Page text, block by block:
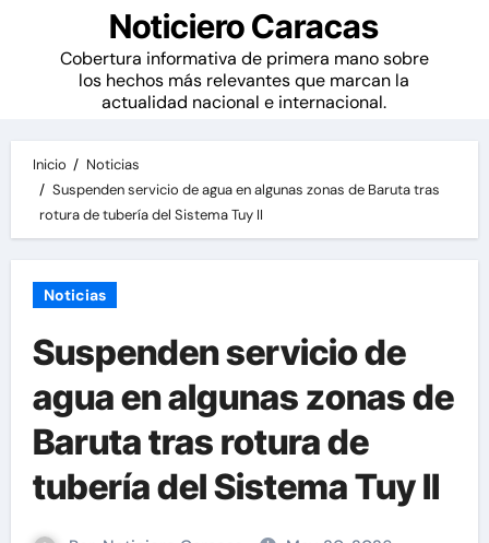
Noticiero Caracas
Cobertura informativa de primera mano sobre
los hechos más relevantes que marcan la
actualidad nacional e internacional.
Inicio
Noticias
Suspenden servicio de agua en algunas zonas de Baruta tras
rotura de tubería del Sistema Tuy II
Noticias
Suspenden servicio de
agua en algunas zonas de
Baruta tras rotura de
tubería del Sistema Tuy II